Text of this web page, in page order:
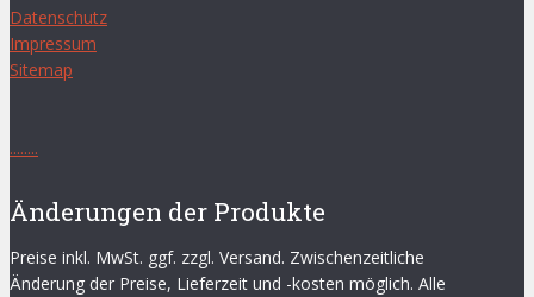
Datenschutz
Impressum
Sitemap
........
Änderungen der Produkte
Preise inkl. MwSt. ggf. zzgl. Versand. Zwischenzeitliche
Änderung der Preise, Lieferzeit und -kosten möglich. Alle